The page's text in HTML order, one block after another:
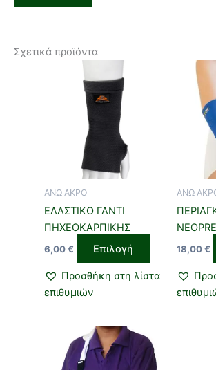
Σχετικά προϊόντα
ΑΝΩ ΑΚΡΟ
ΕΛΑΣΤΙΚΟ ΓΑΝΤΙ
ΠΗΧΕΟΚΑΡΠΙΚΗΣ
6,00€ Επιλογή
επιλεγούν
σελίδα
του
προϊόντος
Προσθήκη στη λίστα
επιθυμιών
ΑΝΩ
18,00€